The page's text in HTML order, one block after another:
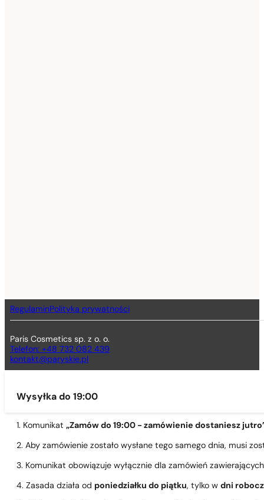
RegulaminPolityka prywatności
Paris Cosmetics sp. z o. o.
Telefon: +48 732 082 439
kontakt@paryskie.pl
Wysyłka do 19:00
1. Komunikat „Zamów do 19:00 - zamówienie dostaniesz
2. Aby zamówienie zostało wysłane tego samego dnia, musi
3. Komunikat obowiązuje wyłącznie dla zamówień
4. Zasada działa od poniedziałku do piątku, tylko w dni